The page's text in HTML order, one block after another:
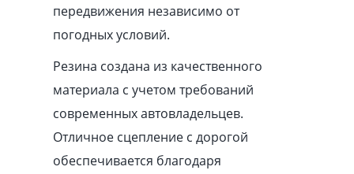
передвижения независимо от
погодных условий.
Резина создана из качественного
материала с учетом требований
современных автовладельцев.
Отличное сцепление с дорогой
обеспечивается благодаря